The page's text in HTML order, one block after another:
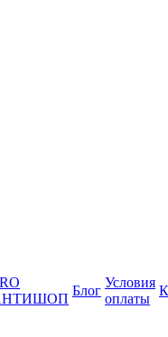
Блог
Условия
оплаты